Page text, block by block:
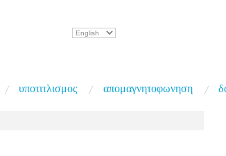
Επιλέξτε
υποτιτλισμος απομαγνητοφωνηση